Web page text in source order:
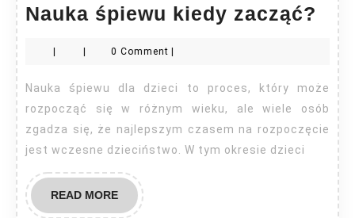
Nauka śpiewu kiedy zacząć?
| | 0 Comment |
Nauka śpiewu dla dzieci to proces, który może
rozpocząć się w różnym wieku, ale wiele osób
zgadza się, że najlepszym czasem na rozpoczęcie
jest wczesne dzieciństwo. W tym okresie dzieci
READ MOREREAD
MORE